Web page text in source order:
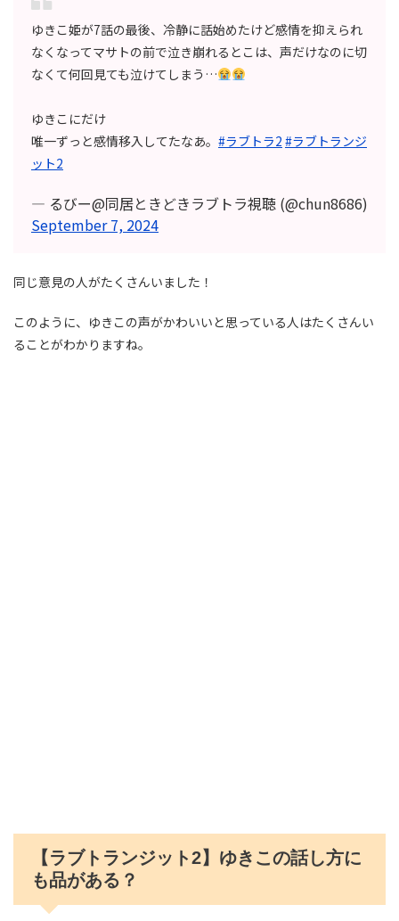
ゆきこ姫が7話の最後、冷静に話始めたけど感情を抑えられ
なくなってマサトの前で泣き崩れるとこは、声だけなのに切
なくて何回見ても泣けてしまう…
ゆきこにだけ
唯一ずっと感情移入してたなあ。 #ラブトラ2 #ラブトランジ
ット2
— るびー@同居ときどきラブトラ視聴 (@chun8686)
September 7, 2024
同じ意見の人がたくさんいました！
このように、ゆきこの声がかわいいと思っている人はたくさんい
ることがわかりますね。
【ラブトランジット2】ゆきこの話し方に
も品がある？